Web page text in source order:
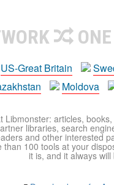
ONE
US-Great Britain
Moldova
articles,
libraries, search
and other interested
100 tools at your
it is, and it always will